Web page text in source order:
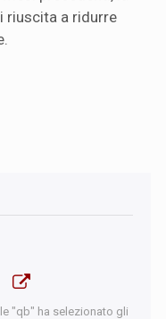
riuscita a ridurre
"qb" ha selezionato gli